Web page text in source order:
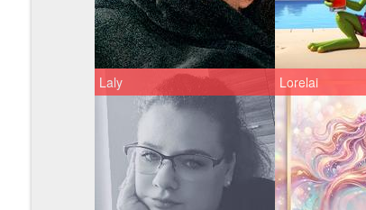
Laly Lorelai